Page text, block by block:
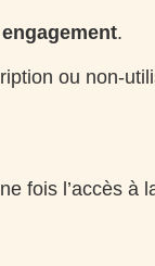
.
ou non-
fois l’accès à